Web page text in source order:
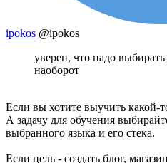
ipokos @ipokos
уверен, что надо
наоборот
Если вы хотите выучить какой-
А задачу для обучения
выбранного языка и его стека.
Если цель - создать блог,